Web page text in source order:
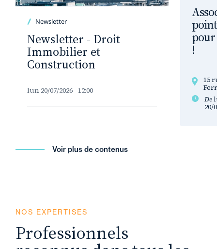
Newsletter
Newsletter - Droit
Immobilier et
Construction
lun 20/07/2026 - 12:00
!
15
De
20/
Voir plus de contenus
NOS EXPERTISES
Professionnels